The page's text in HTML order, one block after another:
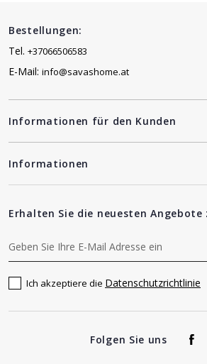
Bestellungen:
Tel. +37066506583
E-Mail: info@savashome.at
Informationen für den Kunden
Informationen
Erhalten Sie die neuesten Angebote
Ich akzeptiere die Datenschutzrichtlinie
Folgen Sie uns